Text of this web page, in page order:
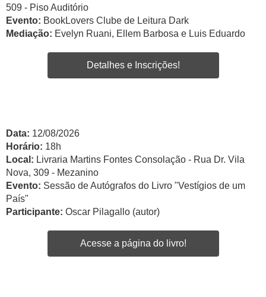
509 - Piso Auditório
Evento: BookLovers Clube de Leitura Dark
Mediação: Evelyn Ruani, Ellem Barbosa e Luis Eduardo
Detalhes e Inscrições!
Data: 12/08/2026
Horário: 18h
Local: Livraria Martins Fontes Consolação - Rua Dr. Vila
Nova, 309 - Mezanino
Evento: Sessão de Autógrafos do Livro "Vestígios de um
País"
Participante: Oscar Pilagallo (autor)
Acesse a página do livro!